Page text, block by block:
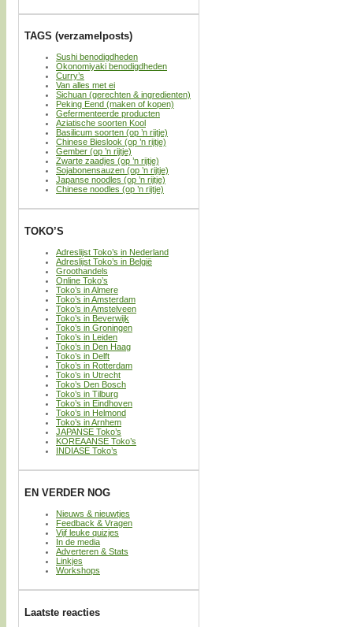
TAGS (verzamelposts)
Sushi benodigdheden
Okonomiyaki benodigdheden
Curry’s
Van alles met ei
Sichuan (gerechten & ingredienten)
Peking Eend (maken of kopen)
Gefermenteerde producten
Aziatische soorten Kool
Basilicum soorten (op ’n rijtje)
Chinese Bieslook (op ’n rijtje)
Gember (op ’n rijtje)
Zwarte zaadjes (op ’n rijtje)
Sojabonensauzen (op ’n rijtje)
Japanse noodles (op ’n rijtje)
Chinese noodles (op ’n rijtje)
TOKO’S
Adreslijst Toko’s in Nederland
Adreslijst Toko’s in België
Groothandels
Online Toko’s
Toko’s in Almere
Toko’s in Amsterdam
Toko’s in Amstelveen
Toko’s in Beverwijk
Toko’s in Groningen
Toko’s in Leiden
Toko’s in Den Haag
Toko’s in Delft
Toko’s in Rotterdam
Toko’s in Utrecht
Toko’s Den Bosch
Toko’s in Tilburg
Toko’s in Eindhoven
Toko’s in Helmond
Toko’s in Arnhem
JAPANSE Toko’s
KOREAANSE Toko’s
INDIASE Toko’s
EN VERDER NOG
Nieuws & nieuwtjes
Feedback & Vragen
Vijf leuke quizjes
In de media
Adverteren & Stats
Linkjes
Workshops
Laatste reacties